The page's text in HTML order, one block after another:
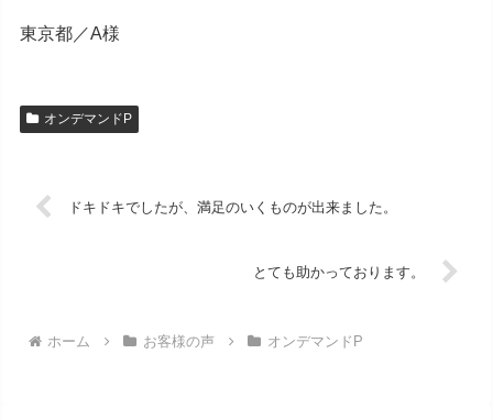
東京都／A様
オンデマンドP
ドキドキでしたが、満足のいくものが出来ました。
とても助かっております。
ホーム お客様の声 オンデマンドP